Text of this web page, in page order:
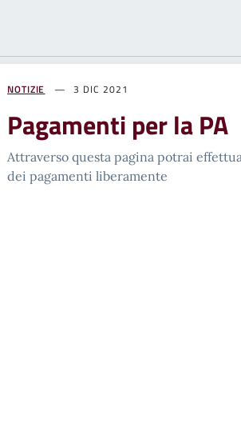
NOTIZIE 3 DIC 2021
Pagamenti per la PA
Attraverso questa pagina potrai
dei pagamenti liberamente